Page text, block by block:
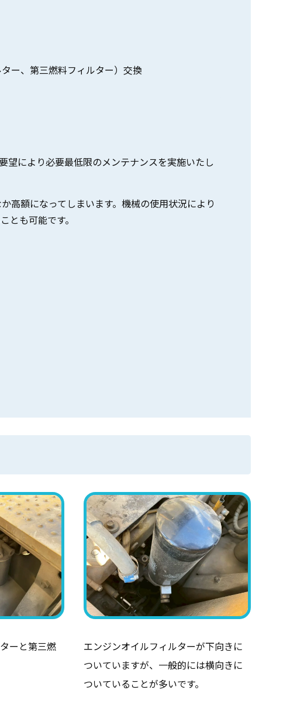
ー、第三燃料フィルター）交換
望により必要最低限のメンテナンスを実施いたし
高額になってしまいます。機械の使用状況により
とも可能です。
ーと第三燃
エンジンオイルフィルターが下向きに
ついていますが、一般的には横向きに
ついていることが多いです。